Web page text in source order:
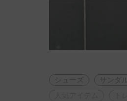
シューズ
ト